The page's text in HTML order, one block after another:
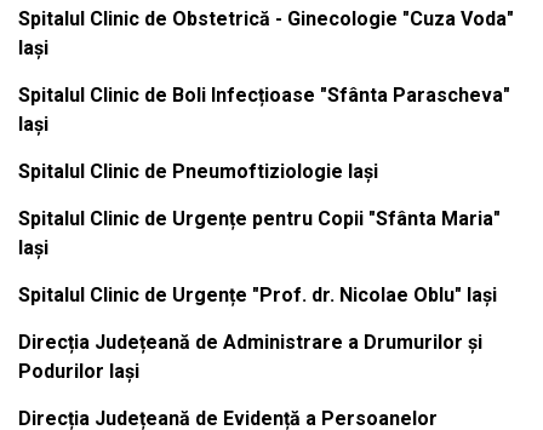
Spitalul Clinic de Obstetrică - Ginecologie "Cuza Voda"
Iași
Spitalul Clinic de Boli Infecțioase "Sfânta Parascheva"
Iași
Spitalul Clinic de Pneumoftiziologie Iași
Spitalul Clinic de Urgențe pentru Copii "Sfânta Maria"
Iași
Spitalul Clinic de Urgențe "Prof. dr. Nicolae Oblu" Iași
Direcția Județeană de Administrare a Drumurilor și
Podurilor Iași
Direcția Județeană de Evidență a Persoanelor